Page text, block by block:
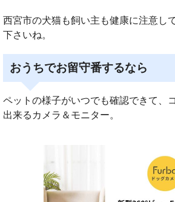
西宮市の犬猫も飼い主も健康に注意し
下さいね。
おうちでお留守番するなら
ペットの様子がいつでも確認できて、
出来るカメラ＆モニター。